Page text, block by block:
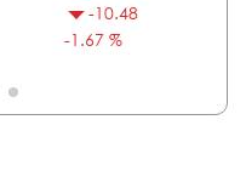
-10.48
-1.67 %